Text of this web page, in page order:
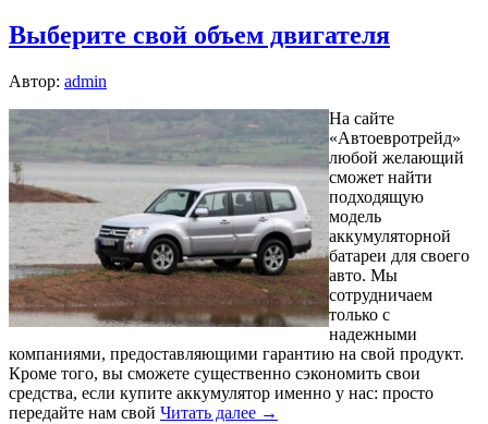
Выберите свой объем двигателя
Автор: admin
На сайте
«Автоевротрейд»
любой желающий
сможет найти
подходящую
модель
аккумуляторной
батареи для своего
авто. Мы
сотрудничаем
только с
надежными
компаниями, предоставляющими гарантию на свой продукт.
Кроме того, вы сможете существенно сэкономить свои
средства, если купите аккумулятор именно у нас: просто
передайте нам свой Читать далее →